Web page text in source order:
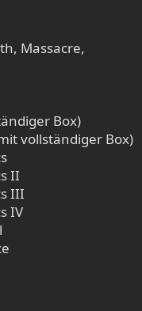
Massacre,
Box)
vollständiger Box)
II
III
IV